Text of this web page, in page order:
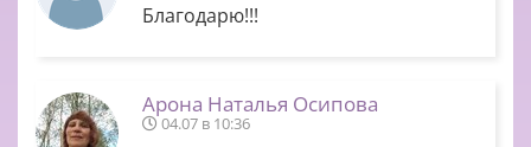
Благодарю!!!
Арона Наталья Осипова
04.07 в 10:36